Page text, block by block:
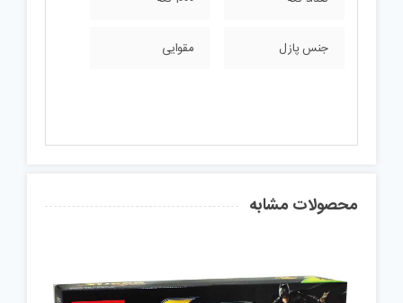
جنس پازل مقوایی
محصولات مشابه